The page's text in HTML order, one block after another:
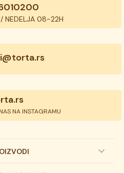
/ NEDELJA 08-22H
NA INSTAGRAMU